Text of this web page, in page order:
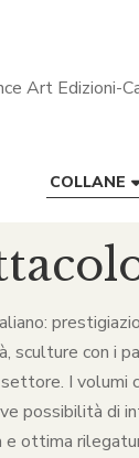
COLLANE
sculture
I volumi
possibilità